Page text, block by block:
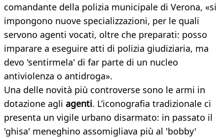
comandante della polizia municipale di Verona, «si
impongono nuove specializzazioni, per le quali
servono agenti vocati, oltre che preparati: posso
imparare a eseguire atti di polizia giudiziaria, ma
devo 'sentirmela' di far parte di un nucleo
antiviolenza o antidroga».
Una delle novità più controverse sono le armi in
dotazione agli agenti. L’iconografia tradizionale ci
presenta un vigile urbano disarmato: in passato il
'ghisa' meneghino assomigliava più al 'bobby'